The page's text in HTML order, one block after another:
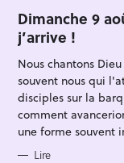
T
E
G
O
R
I
E
S
Dimanche 9
j’arrive !
Nous chantons
souvent nous qui
disciples sur la
comment
une forme souvent
Lire
h
e
r
c
h
e